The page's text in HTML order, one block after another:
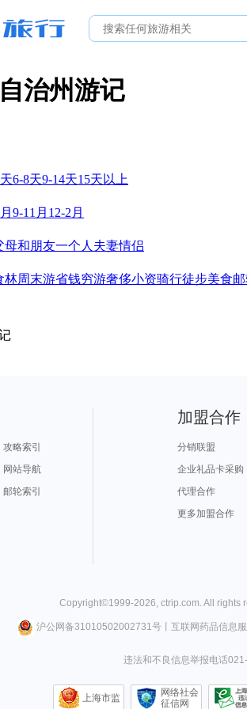
治州游记
6-8天9-14天15天以上
9-11月 12-2月
母和朋友一个人 夫妻情侣
林周末游省钱穷游奢侈小资骑行徒步美食
攻略索引
网站导航
邮轮索引
加盟合作
分销联盟
企业礼品卡采购
代理合作
更多加盟合作
Copyright©1999-2026, ctrip.com. All rights
沪公网备31010502002731号丨 互联网药品信息
违法和不良信息举报电话
上海市监
网络社会
征信网